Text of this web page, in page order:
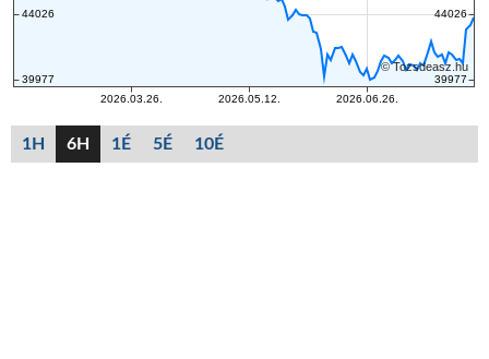
1H 6H 1É 5É 10É